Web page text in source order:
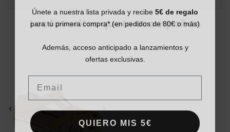
Los favoritos que lo acompañan
< >
Únete a nuestra lista privada y recibe 5€ de regalo
para tu primera compra* (en pedidos de 80€ o más)
Además, acceso anticipado a lanzamientos y
ofertas exclusivas.
Email
QUIERO MIS 5€